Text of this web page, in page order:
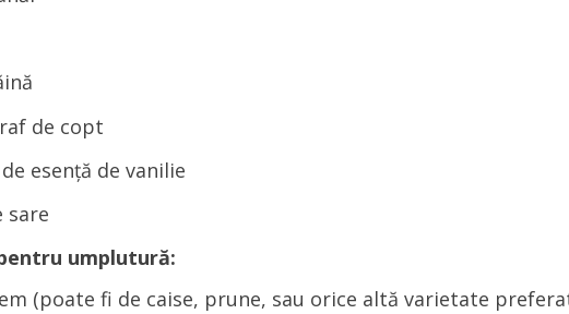
de copt
esență de vanilie
sare
umplutură:
(poate fi de caise, prune, sau orice altă varietate